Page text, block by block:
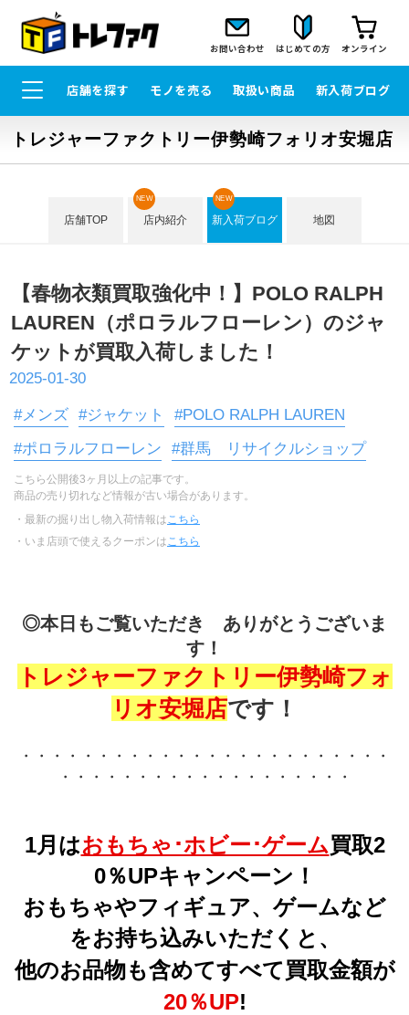
お問い合わせ はじめての方 オンライン
店舗を探す モノを売る 取扱い商品 新入荷ブログ
トレジャーファクトリー伊勢崎フォリオ安堀店
店舗TOP 店内紹介
NEW
新入荷ブログ
NEW
地図
【春物衣類買取強化中！】POLO RALPH
LAUREN（ポロラルフローレン）のジャ
ケットが買取入荷しました！
2025-01-30
#メンズ #ジャケット
#POLO RALPH LAUREN
#ポロラルフローレン
#群馬 リサイクルショップ
こちら公開後3ヶ月以上の記事です。
商品の売り切れなど情報が古い場合があります。
・最新の掘り出し物入荷情報は こちら
・いま店頭で使えるクーポンは こちら
◎本日もご覧いただき　ありがとうございま
す！
トレジャーファクトリー伊勢崎フォ
リオ安堀店です！
・・・・・・・・・・・・・・・・・・・・・・・・
・・・・・・・・・・・・・・・・・・・
1月はおもちゃ･ホビー･ゲーム買取2
0％UPキャンペーン！
おもちゃやフィギュア、ゲームなど
をお持ち込みいただくと、
他のお品物も含めてすべて買取金額が
20％UP!